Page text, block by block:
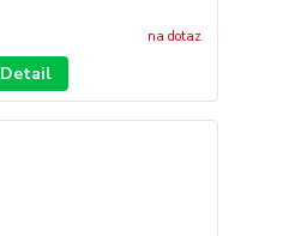
na dotaz
Detail